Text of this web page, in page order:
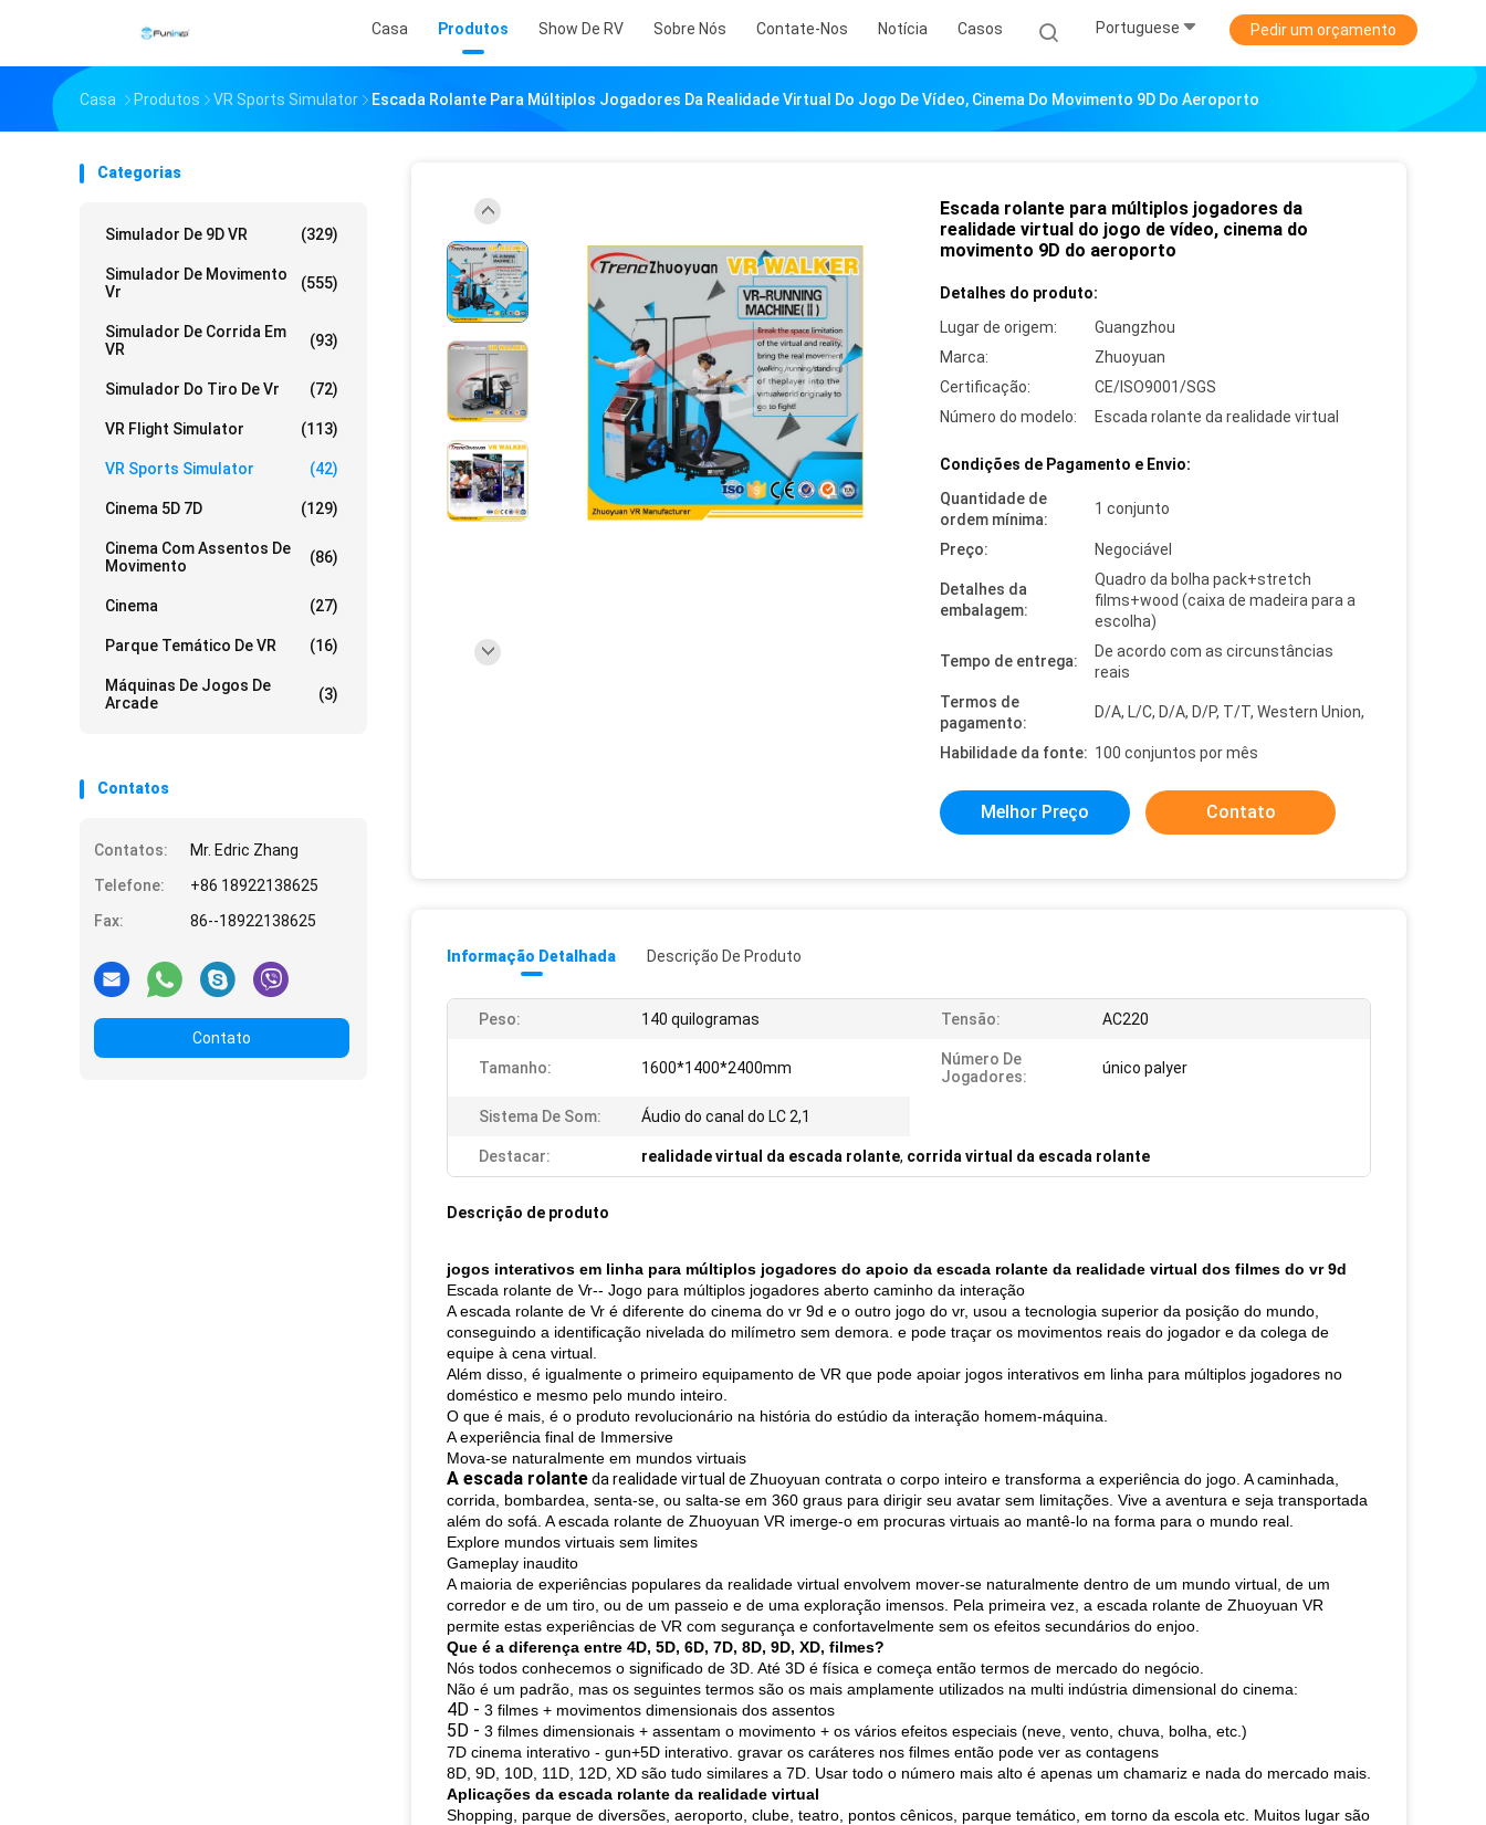
Casa Produtos Show De RV Sobre Nós Contate-Nos Notícia Casos Portuguese Pedir um orçamento
Casa Produtos VR Sports Simulator Escada Rolante Para Múltiplos Jogadores Da Realidade Virtual Do Jogo De Vídeo, Cinema Do Movimento 9D Do Aeroporto
Categorias
Simulador De 9D VR (329)
Simulador De Movimento
Vr
(555)
Simulador De Corrida Em
VR
(93)
Simulador Do Tiro De Vr (72)
VR Flight Simulator (113)
VR Sports Simulator (42)
Cinema 5D 7D (129)
Cinema Com Assentos De
Movimento
(86)
Cinema (27)
Parque Temático De VR (16)
Máquinas De Jogos De
Arcade
(3)
Contatos
Contatos:
Mr. Edric Zhang
Telefone:
+86 18922138625
Fax:
86--18922138625
Contato
Escada rolante para múltiplos jogadores da
realidade virtual do jogo de vídeo, cinema do
movimento 9D do aeroporto
Detalhes do produto:
Lugar de origem:
Guangzhou
Marca:
Zhuoyuan
Certificação:
CE/ISO9001/SGS
Número do modelo:
Escada rolante da realidade virtual
Condições de Pagamento e Envio:
Quantidade de
ordem mínima:
1 conjunto
Preço: Negociável
Detalhes da
embalagem:
Quadro da bolha pack+stretch
films+wood (caixa de madeira para a
escolha)
Tempo de entrega:
De acordo com as circunstâncias
reais
Termos de
pagamento:
D/A, L/C, D/A, D/P, T/T, Western Union,
Habilidade da fonte: 100 conjuntos por mês
Melhor Preço Contato
Informação Detalhada Descrição De Produto
Peso: 140 quilogramas Tensão: AC220
Tamanho: 1600*1400*2400mm
Número De
Jogadores:
único palyer
Sistema De Som: Áudio do canal do LC 2,1
Destacar: realidade virtual da escada rolante, corrida virtual da escada rolante
Descrição de produto
jogos interativos em linha para múltiplos jogadores do apoio da escada rolante da realidade virtual dos filmes do vr 9d
Escada rolante de Vr-- Jogo para múltiplos jogadores aberto caminho da interação
A escada rolante de Vr é diferente do cinema do vr 9d e o outro jogo do vr, usou a tecnologia superior da posição do mundo,
conseguindo a identificação nivelada do milímetro sem demora. e pode traçar os movimentos reais do jogador e da colega de
equipe à cena virtual.
Além disso, é igualmente o primeiro equipamento de VR que pode apoiar jogos interativos em linha para múltiplos jogadores no
doméstico e mesmo pelo mundo inteiro.
O que é mais, é o produto revolucionário na história do estúdio da interação homem-máquina.
A experiência final de Immersive
Mova-se naturalmente em mundos virtuais
A escada rolanteda realidade virtual de Zhuoyuan contrata o corpo inteiro e transforma a experiência do jogo. A caminhada,
corrida, bombardea, senta-se, ou salta-se em 360 graus para dirigir seu avatar sem limitações. Vive a aventura e seja transportada
além do sofá. A escada rolante de Zhuoyuan VR imerge-o em procuras virtuais ao mantê-lo na forma para o mundo real.
Explore mundos virtuais sem limites
Gameplay inaudito
A maioria de experiências populares da realidade virtual envolvem mover-se naturalmente dentro de um mundo virtual, de um
corredor e de um tiro, ou de um passeio e de uma exploração imensos. Pela primeira vez, a escada rolante de Zhuoyuan VR
permite estas experiências de VR com segurança e confortavelmente sem os efeitos secundários do enjoo.
Que é a diferença entre 4D, 5D, 6D, 7D, 8D, 9D, XD, filmes?
Nós todos conhecemos o significado de 3D. Até 3D é física e começa então termos de mercado do negócio.
Não é um padrão, mas os seguintes termos são os mais amplamente utilizados na multi indústria dimensional do cinema:
4D - 3 filmes + movimentos dimensionais dos assentos
5D - 3 filmes dimensionais + assentam o movimento + os vários efeitos especiais (neve, vento, chuva, bolha, etc.)
7D cinema interativo - gun+5D interativo. gravar os caráteres nos filmes então pode ver as contagens
8D, 9D, 10D, 11D, 12D, XD são tudo similares a 7D. Usar todo o número mais alto é apenas um chamariz e nada do mercado mais.
Aplicações da escada rolante da realidade virtual
Shopping, parque de diversões, aeroporto, clube, teatro, pontos cênicos, parque temático, em torno da escola etc. Muitos lugar são